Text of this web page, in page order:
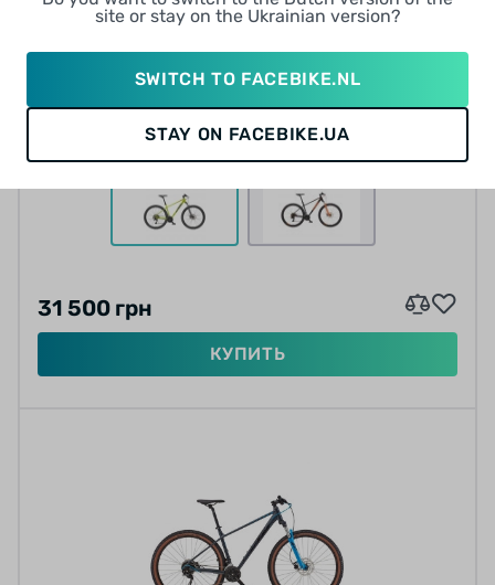
ВЕЛОСИПЕД KTM CHICAGO 272
31 500 грн
КУПИТЬ
site or stay on the Ukrainian version?
SWITCH TO FACEBIKE.NL
STAY ON FACEBIKE.UA